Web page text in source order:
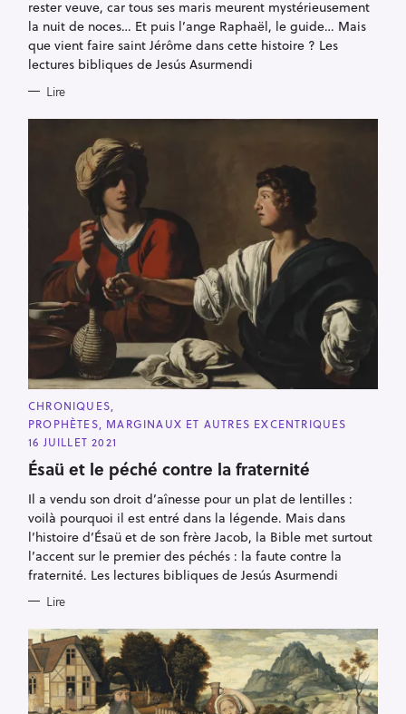
rester veuve, car tous ses maris meurent mystérieusement
la nuit de noces… Et puis l’ange Raphaël, le guide… Mais
que vient faire saint Jérôme dans cette histoire ? Les
lectures bibliques de Jesús Asurmendi
Lire
C
A
T
E
G
O
R
E
CHRONIQUES
PROPHÈTES, MARGINAUX ET AUTRES EXCENTRIQUES
16 JUILLET 2021
Ésaü et le péché contre la fraternité
Il a vendu son droit d’aînesse pour un plat de lentilles :
voilà pourquoi il est entré dans la légende. Mais dans
l’histoire d’Ésaü et de son frère Jacob, la Bible met surtout
l’accent sur le premier des péchés : la faute contre la
fraternité. Les lectures bibliques de Jesús Asurmendi
Lire